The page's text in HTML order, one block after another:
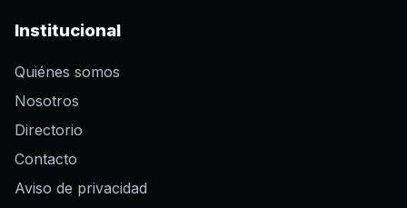
Institucional
Quiénes somos
Nosotros
Directorio
Contacto
Aviso de privacidad